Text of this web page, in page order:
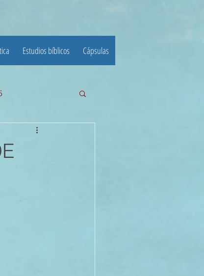
Estudios bíblicos Cápsulas
III TRIMESTRE 2024